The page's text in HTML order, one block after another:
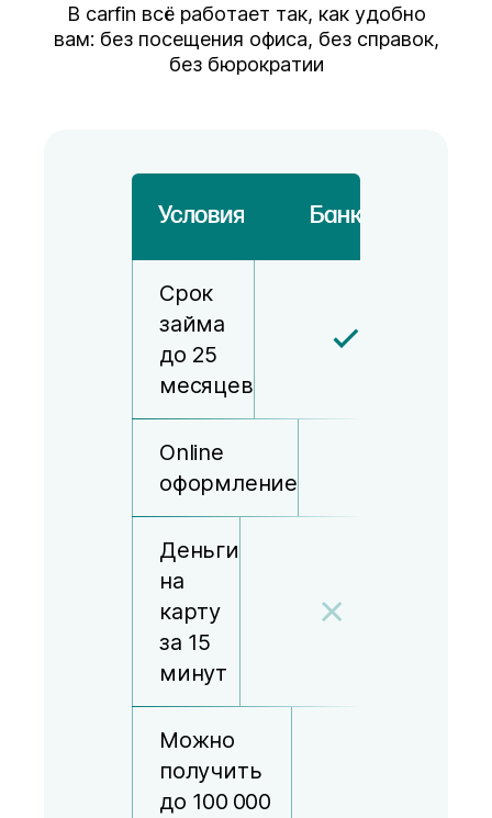
В carfin всё работает так, как удобно
вам: без посещения офиса, без справок,
без бюрократии
Условия Банк
Срок
займа
до 25
месяцев
Online
оформление
Деньги
на
карту
за 15
минут
Можно
получить
до 100 000